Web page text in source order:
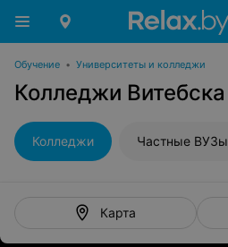
Обучение • Университеты и колледжи
Колледжи Витебска
Колледжи Частные ВУЗы
Карта